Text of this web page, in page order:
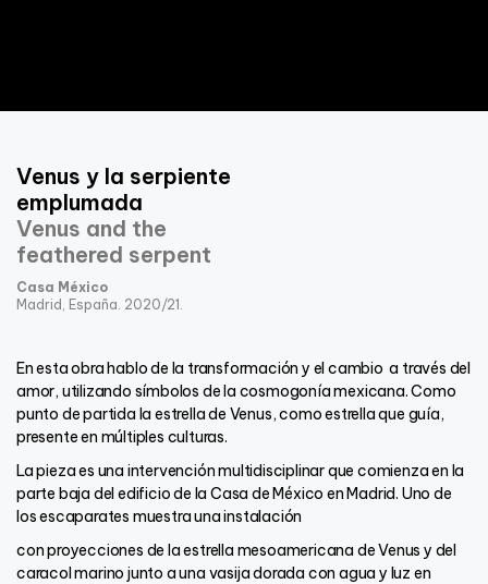
Venus y la serpiente
emplumada
Venus and the
feathered serpent
Casa México
Madrid, España. 2020/21.
En esta obra hablo de la transformación y el cambio a través del
amor, utilizando símbolos de la cosmogonía mexicana. Como
punto de partida la estrella de Venus, como estrella que guía,
presente en múltiples culturas.
La pieza es una intervención multidisciplinar que comienza en la
parte baja del edificio de la Casa de México en Madrid. Uno de
los escaparates muestra una instalación
con proyecciones de la estrella mesoamericana de Venus y del
caracol marino junto a una vasija dorada con agua y luz en